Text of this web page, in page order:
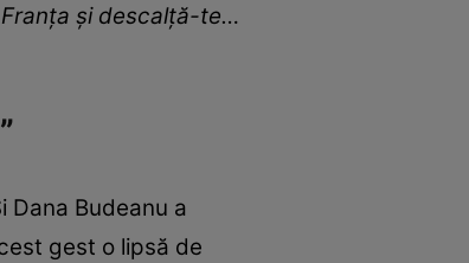
și descalță-te…
Budeanu a
gest o lipsă de